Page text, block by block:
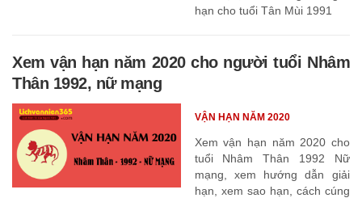
hạn cho tuổi Tân Mùi 1991
Xem vận hạn năm 2020 cho người tuổi Nhâm
Thân 1992, nữ mạng
Xem vận hạn năm 2020 cho
tuổi Nhâm Thân 1992 Nữ
mạng, xem hướng dẫn giải
hạn, xem sao hạn, cách cúng
VẬN HẠN NĂM 2020